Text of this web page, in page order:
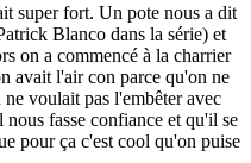
super fort. Un pote nous a dit
Blanco dans la série) et
on a commencé à la charrier
avait l'air con parce qu'on ne
voulait pas l'embêter avec
fasse confiance et qu'il se
pour ça c'est cool qu'on puise